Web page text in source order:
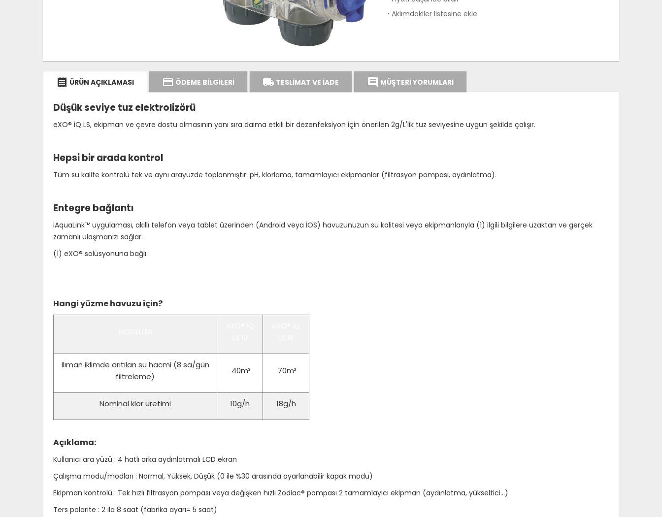
· Aklımdakiler listesine ekle
receipt ÜRÜN AÇIKLAMASI credit_card ÖDEME BİLGİLERİ local_shipping TESLİMAT VE İADE comment MÜŞTERİ YORUMLARI
Düşük seviye tuz elektrolizörü
eXO® iQ LS, ekipman ve çevre dostu olmasının yanı sıra daima etkili bir dezenfeksiyon için önerilen 2g/L'lik tuz seviyesine uygun şekilde çalışır.
Hepsi bir arada kontrol
Tüm su kalite kontrolü tek ve aynı arayüzde toplanmıştır: pH, klorlama, tamamlayıcı ekipmanlar (filtrasyon pompası, aydınlatma).
Entegre bağlantı
iAquaLink™ uygulaması, akıllı telefon veya tablet üzerinden (Android veya İOS) havuzunuzun su kalitesi veya ekipmanlarıyla (1) ilgili bilgilere uzaktan ve gerçek
zamanlı ulaşmanızı sağlar.
(1) eXO® solüsyonuna bağlı.
Hangi yüzme havuzu için?
Ilıman iklimde arıtılan su hacmi (8 sa/gün
filtreleme)
40m³ 70m³
Nominal klor üretimi 10g/h 18g/h
Açıklama:
Kullanıcı ara yüzü : 4 hatlı arka aydınlatmalı LCD ekran
Çalışma modu/modları : Normal, Yüksek, Düşük (0 ile %30 arasında ayarlanabilir kapak modu)
Ekipman kontrolü : Tek hızlı filtrasyon pompası veya değişken hızlı Zodiac® pompası 2 tamamlayıcı ekipman (aydınlatma, yükseltici...)
Ters polarite : 2 ila 8 saat (fabrika ayarı= 5 saat)